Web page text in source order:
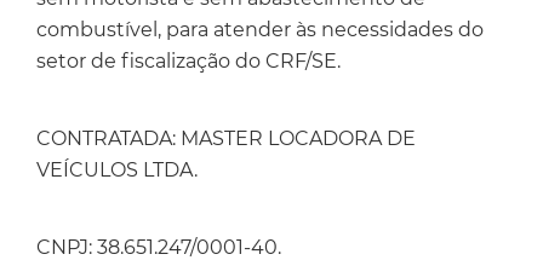
combustível, para atender às necessidades do
setor de fiscalização do CRF/SE.
CONTRATADA: MASTER LOCADORA DE
VEÍCULOS LTDA.
CNPJ: 38.651.247/0001-40.